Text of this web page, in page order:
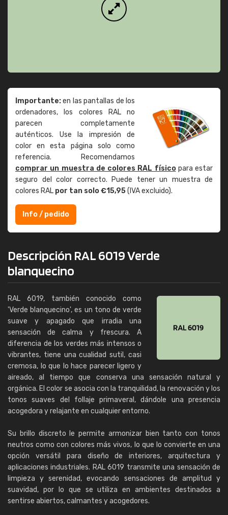
Importante:en las pantallas de los
ordenadores, los colores RAL no
parecen completamente
auténticos. Use la impresión de
color en esta página solo como
referencia. Recomendamos
comprar un muestra de colores RAL físicopara estar
seguro del color correcto. Puede tener un muestra de
colores RAL por tan solo €15,95(IVA excluido).
Info / pedido
Descripción RAL 6019 Verde
blanquecino
RAL 6019, también conocido como
'Verde blanquecino', es un tono de verde
suave y apagado que irradia una
sensación de calma y frescura. A
diferencia de los verdes más intensos o
vibrantes, tiene una cualidad sutil, casi
cremosa, lo que lo hace parecer ligero y
aireado, al tiempo que conserva una sensación natural y
orgánica. El color se asocia con la tranquilidad, la renovación y los
tonos suaves del follaje primaveral, dándole una presencia
acogedora y relajante en cualquier entorno.
Su brillo discreto le permite armonizar bien tanto con tonos
neutros como con colores más vivos, lo que lo convierte en una
opción versátil para diseño de interiores, arquitectura y
aplicaciones industriales. RAL 6019 transmite una sensación de
limpieza y serenidad, evocando sensaciones de amplitud y
suavidad, por lo que se utiliza en ambientes destinados a
sentirse abiertos, calmantes y acogedores.